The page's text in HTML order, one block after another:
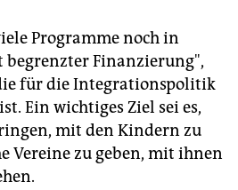
Programme noch in
Finanzierung",
für die Integrationspolitik
Ein wichtiges Ziel sei es,
mit den Kindern zu
Vereine zu geben, mit ihnen